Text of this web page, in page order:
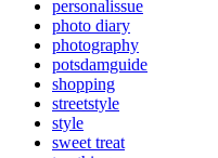
personalissue
photo diary
photography
potsdamguide
shopping
streetstyle
style
sweet treat